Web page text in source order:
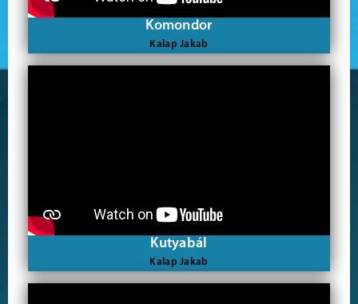
Komondor
Kalap Jakab
Kutyabál
Kalap Jakab